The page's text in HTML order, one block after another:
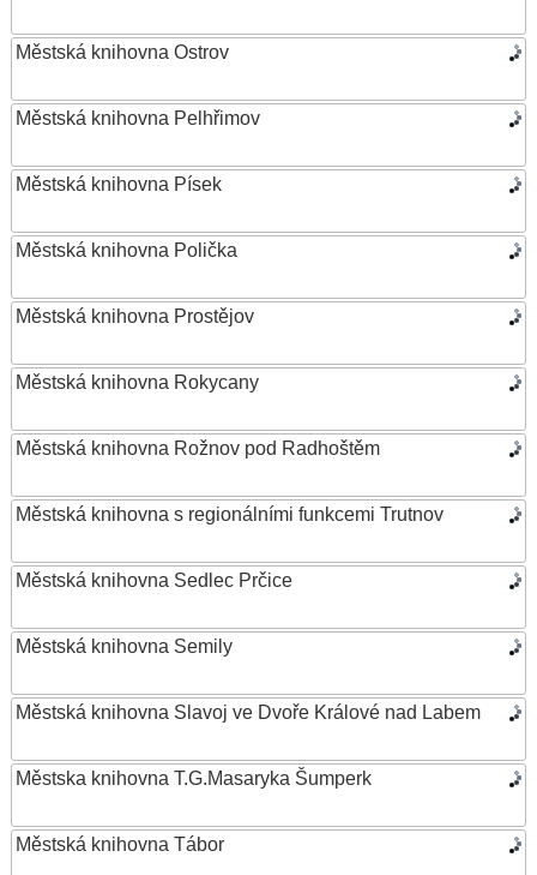
Městská knihovna Ostrov
Městská knihovna Pelhřimov
Městská knihovna Písek
Městská knihovna Polička
Městská knihovna Prostějov
Městská knihovna Rokycany
Městská knihovna Rožnov pod Radhoštěm
Městská knihovna s regionálními funkcemi Trutnov
Městská knihovna Sedlec Prčice
Městská knihovna Semily
Městská knihovna Slavoj ve Dvoře Králové nad Labem
Městska knihovna T.G.Masaryka Šumperk
Městská knihovna Tábor